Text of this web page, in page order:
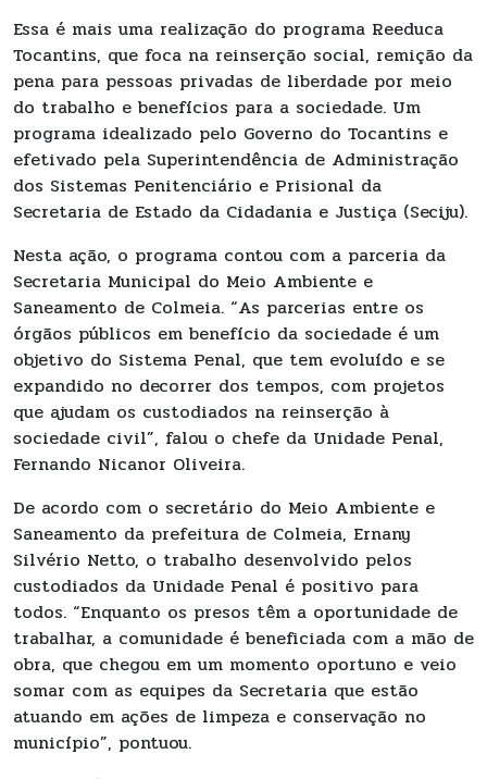
Essa é mais uma realização do programa Reeduca
Tocantins, que foca na reinserção social, remição da
pena para pessoas privadas de liberdade por meio
do trabalho e benefícios para a sociedade. Um
programa idealizado pelo Governo do Tocantins e
efetivado pela Superintendência de Administração
dos Sistemas Penitenciário e Prisional da
Secretaria de Estado da Cidadania e Justiça (Seciju).
Nesta ação, o programa contou com a parceria da
Secretaria Municipal do Meio Ambiente e
Saneamento de Colmeia. “As parcerias entre os
órgãos públicos em benefício da sociedade é um
objetivo do Sistema Penal, que tem evoluído e se
expandido no decorrer dos tempos, com projetos
que ajudam os custodiados na reinserção à
sociedade civil”, falou o chefe da Unidade Penal,
Fernando Nicanor Oliveira.
De acordo com o secretário do Meio Ambiente e
Saneamento da prefeitura de Colmeia, Ernany
Silvério Netto, o trabalho desenvolvido pelos
custodiados da Unidade Penal é positivo para
todos. “Enquanto os presos têm a oportunidade de
trabalhar, a comunidade é beneficiada com a mão de
obra, que chegou em um momento oportuno e veio
somar com as equipes da Secretaria que estão
atuando em ações de limpeza e conservação no
município”, pontuou.